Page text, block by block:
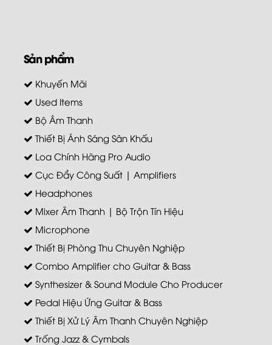
Sản phẩm
Khuyến Mãi
Used Items
Bộ Âm Thanh
Thiết Bị Ánh Sáng Sân Khấu
Loa Chính Hãng Pro Audio
Cục Đẩy Công Suất | Amplifiers
Headphones
Mixer Âm Thanh | Bộ Trộn Tín Hiệu
Microphone
Thiết Bị Phòng Thu Chuyên Nghiệp
Combo Amplifier cho Guitar & Bass
Synthesizer & Sound Module Cho Producer
Pedal Hiệu Ứng Guitar & Bass
Thiết Bị Xử Lý Âm Thanh Chuyên Nghiệp
Trống Jazz & Cymbals